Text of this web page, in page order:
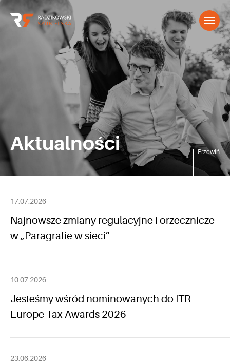
Aktualności Przewiń
17.07.2026
Najnowsze zmiany regulacyjne i orzecznicze
w „Paragrafie w sieci”
10.07.2026
Jesteśmy wśród nominowanych do ITR
Europe Tax Awards 2026
23.06.2026